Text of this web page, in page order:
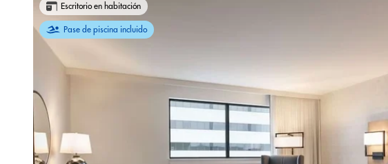
Escritorio en habitación
Pase de piscina incluido